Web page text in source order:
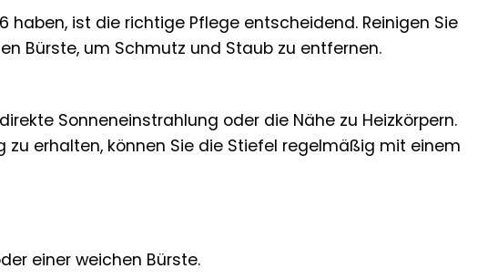
ist die richtige Pflege entscheidend. Reinigen Sie
Bürste, um Schmutz und Staub zu entfernen.
Sonneneinstrahlung oder die Nähe zu Heizkörpern.
erhalten, können Sie die Stiefel regelmäßig mit einem
einer weichen Bürste.